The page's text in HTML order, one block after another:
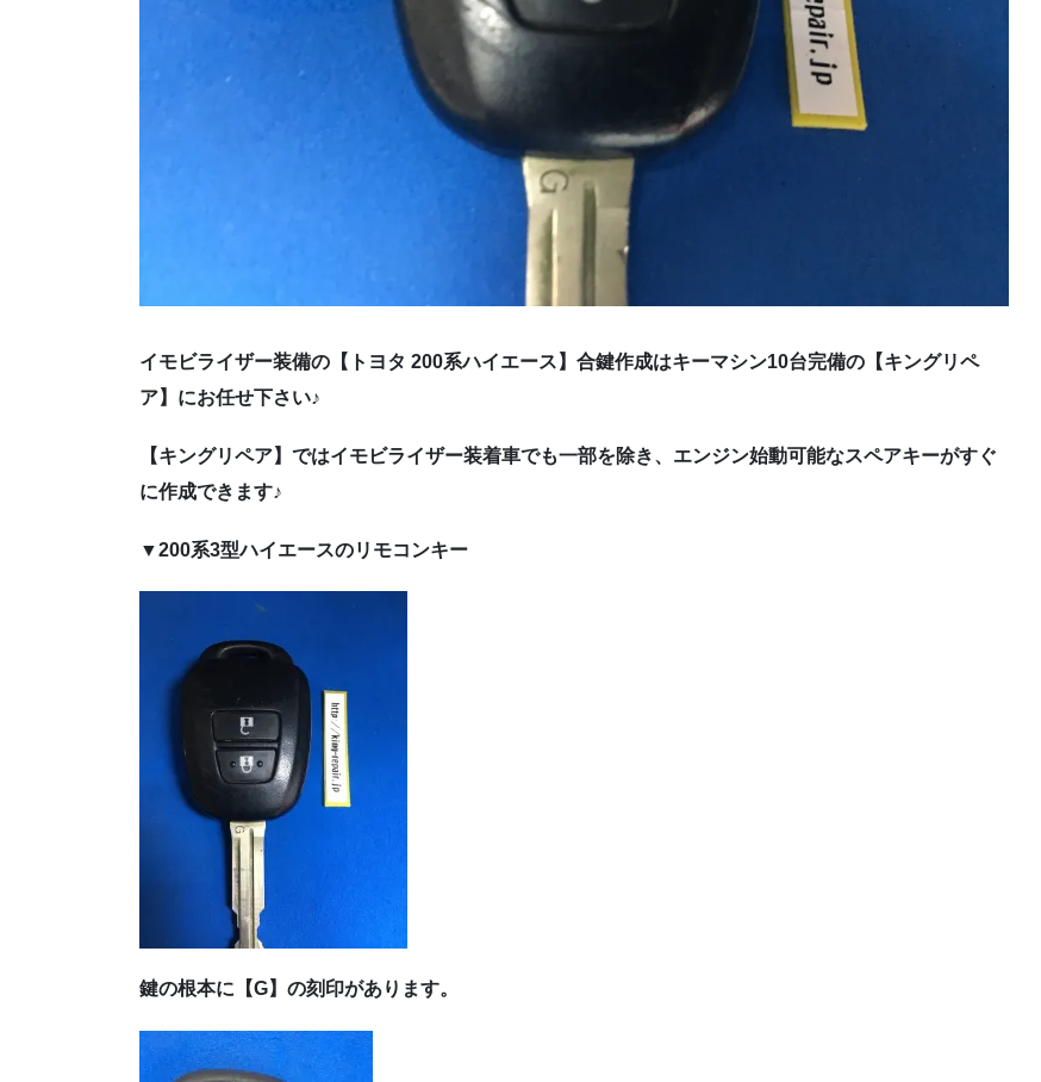
イモビライザー装備の【トヨタ 200系ハイエース】合鍵作成はキーマシン10台完備の【キングリペ
ア】にお任せ下さい♪
【キングリペア】ではイモビライザー装着車でも一部を除き、エンジン始動可能なスペアキーがすぐ
に作成できます♪
▼200系3型ハイエースのリモコンキー
鍵の根本に【G】の刻印があります。